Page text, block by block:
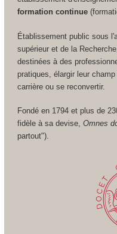
formation continue
Établissement public sous
supérieur et de la
destinées à des
pratiques, élargir leur
carrière ou se reconvertir.
Fondé en 1794 et plus de
fidèle à sa devise, Omnes
partout").